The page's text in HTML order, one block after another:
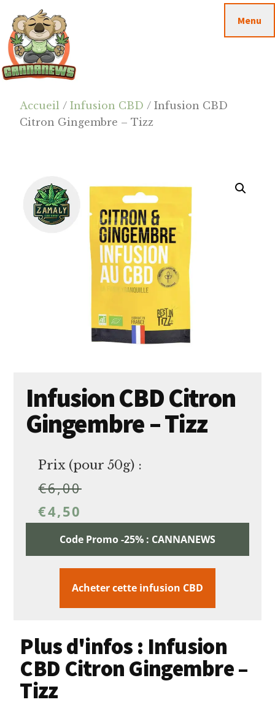
contenu
principal
barre
latérale
principale
footer
Cannanews.fr
Menu
Accueil /Infusion CBD / Infusion CBD
Citron Gingembre – Tizz
Infusion CBD Citron
Gingembre – Tizz
Prix (pour 50g) :
€6,00
€4,50
Code Promo -25% : CANNANEWS
Acheter cette infusion CBD
Plus d'infos : Infusion
CBD Citron Gingembre –
Tizz